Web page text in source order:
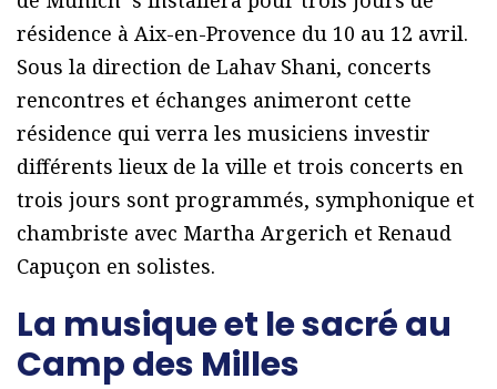
résidence à Aix-en-Provence du 10 au 12 avril.
Sous la direction de Lahav Shani, concerts
rencontres et échanges animeront cette
résidence qui verra les musiciens investir
différents lieux de la ville et trois concerts en
trois jours sont programmés, symphonique et
chambriste avec Martha Argerich et Renaud
Capuçon en solistes.
La musique et le sacré au
Camp des Milles